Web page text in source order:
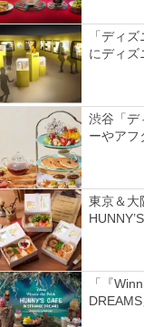
「ディ
にディズ
渋谷「デ
ーやアフ
東京＆大
「『